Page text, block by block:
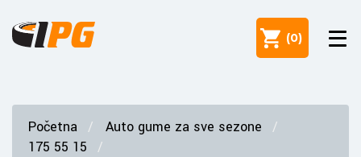
(0)
Početna
Auto gume za sve sezone
175 55 15